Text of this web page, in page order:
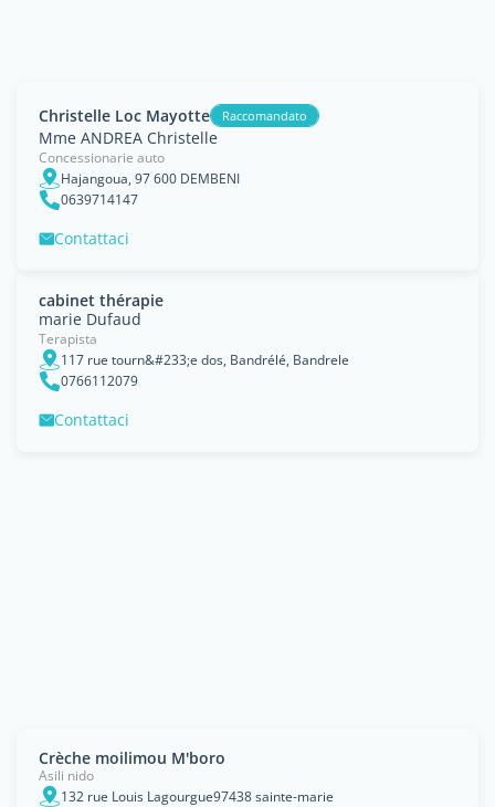
Christelle Loc Mayotte Raccomandato
Mme ANDREA Christelle
Concessionarie auto
Hajangoua, 97 600 DEMBENI
0639714147
Contattaci
cabinet thérapie
marie Dufaud
Terapista
117 rue tourn&#233;e dos, Bandrélé, Bandrele
0766112079
Contattaci
Crèche moilimou M'boro
Asili nido
132 rue Louis Lagourgue97438 sainte-marie